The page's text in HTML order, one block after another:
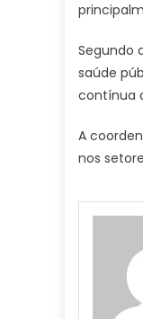
Segundo
saúde
contínua
A
nos